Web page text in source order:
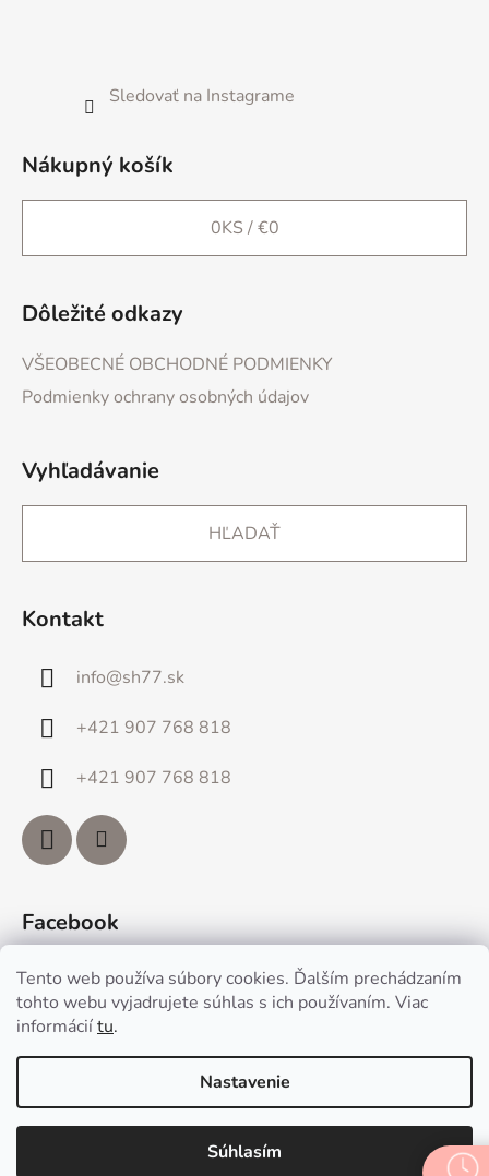
Tento web používa súbory cookies. Ďalším prechádzaním
tohto webu vyjadrujete súhlas s ich používaním. Viac
informáciítu.
Nastavenie
Súhlasím
Sledovať na Instagrame
Nákupný košík
0KS /€0
Dôležité odkazy
VŠEOBECNÉ OBCHODNÉ PODMIENKY
Podmienky ochrany osobných údajov
Vyhľadávanie
HĽADAŤ
Kontakt
info@sh77.sk
+421 907 768 818
+421 907 768 818
Facebook
Vytvoril Shoptet
Copyright 2026www.sh77.sk. Všetky práva vyhradené.
Upraviť nastavenie cookies